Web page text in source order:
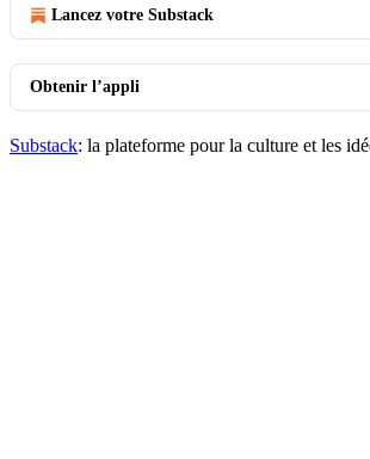
Lancez votre Substack
Obtenir l’appli
Substack: la plateforme pour la culture et les